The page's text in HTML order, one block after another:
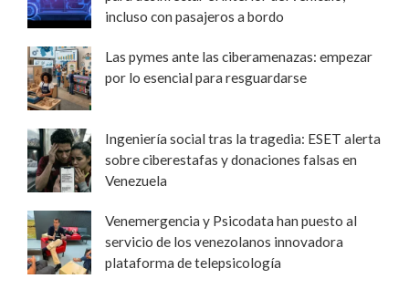
incluso con pasajeros a bordo
Las pymes ante las ciberamenazas: empezar
por lo esencial para resguardarse
Ingeniería social tras la tragedia: ESET alerta
sobre ciberestafas y donaciones falsas en
Venezuela
Venemergencia y Psicodata han puesto al
servicio de los venezolanos innovadora
plataforma de telepsicología